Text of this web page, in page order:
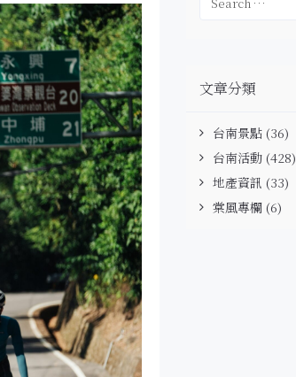
文章分類
台南景點(36)
台南活動(428)
地產資訊 (33)
棠風專欄(6)